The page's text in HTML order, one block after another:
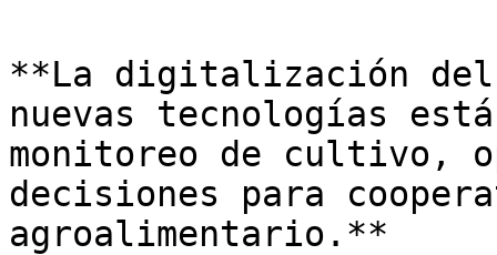
**La digitalización
nuevas tecnologías
monitoreo de cultivo,
decisiones para
agroalimentario.**